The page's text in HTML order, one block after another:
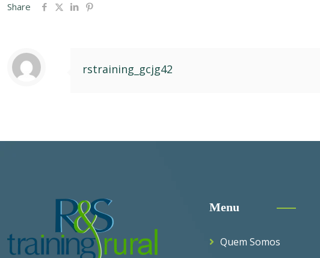
Share
rstraining_gcjg42
Menu
Quem Somos